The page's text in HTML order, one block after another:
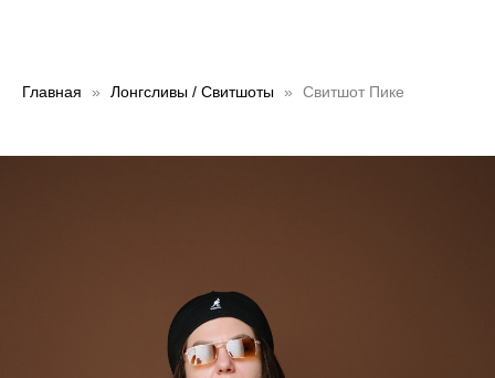
Главная Лонгсливы / Свитшоты Свитшот Пике